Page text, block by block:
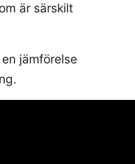
är särskilt
jämförelse